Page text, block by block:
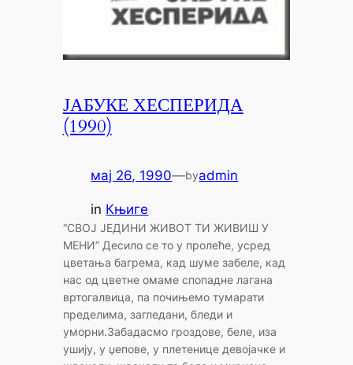
ЈАБУКЕ ХЕСПЕРИДА
(1990)
мај 26, 1990—byadmin
in Књиге
“СВОЈ ЈЕДИНИ ЖИВОТ ТИ ЖИВИШ У
МЕНИ” Десило се то у пролеће, усред
цветања багрема, кад шуме забеле, кад
нас од цветне омаме спопадне лагана
вртогалвица, па почињемо тумарати
пределима, загледани, бледи и
уморни.Забадасмо гроздове, беле, иза
ушију, у џепове, у плетенице девојачке и